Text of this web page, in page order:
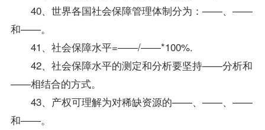
40、世界各国社会保障管理体制分为：——、——
和——。
41、社会保障水平=——/——*100%.
42、社会保障水平的测定和分析要坚持——分析和
——相结合的方式。
43、产权可理解为对稀缺资源的——、——、——
和——。